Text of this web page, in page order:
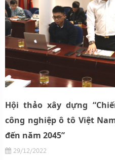
Hội thảo xây dựng
công nghiệp ô tô Việt
đến năm 2045”
29/12/2022